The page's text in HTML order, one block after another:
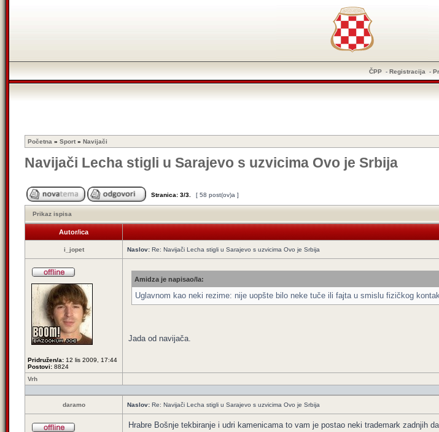
ČPP - Registracija -
Početna » Sport » Navijači
Navijači Lecha stigli u Sarajevo s uzvicima Ovo je Srbija
Stranica: 3/3 [ 58 post(ov)a ]
Prikaz ispisa
Autor/ica
i_jopet Naslov: Re: Navijači Lecha stigli u Sarajevo s uzvicima Ovo je Srbija
Pridružen/a: 12 lis 2009, 17:44
Postovi: 8824
Amidza je napisao/la:
Uglavnom kao neki rezime: nije uopšte bilo neke tuče ili fajta u smislu fizičkog
Jada od navijača.
Vrh
daramo Naslov: Re: Navijači Lecha stigli u Sarajevo s uzvicima Ovo je Srbija
Hrabre Bošnje tekbiranje i udri kamenicama to vam je postao neki trademark zadnjih